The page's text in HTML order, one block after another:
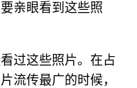
亲眼看到这些照
过这些照片。在占
流传最广的时候，